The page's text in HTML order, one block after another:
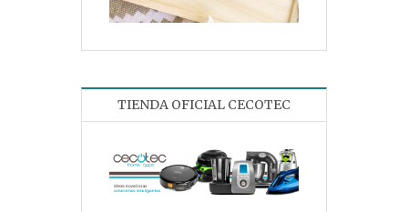
TIENDA OFICIAL CECOTEC